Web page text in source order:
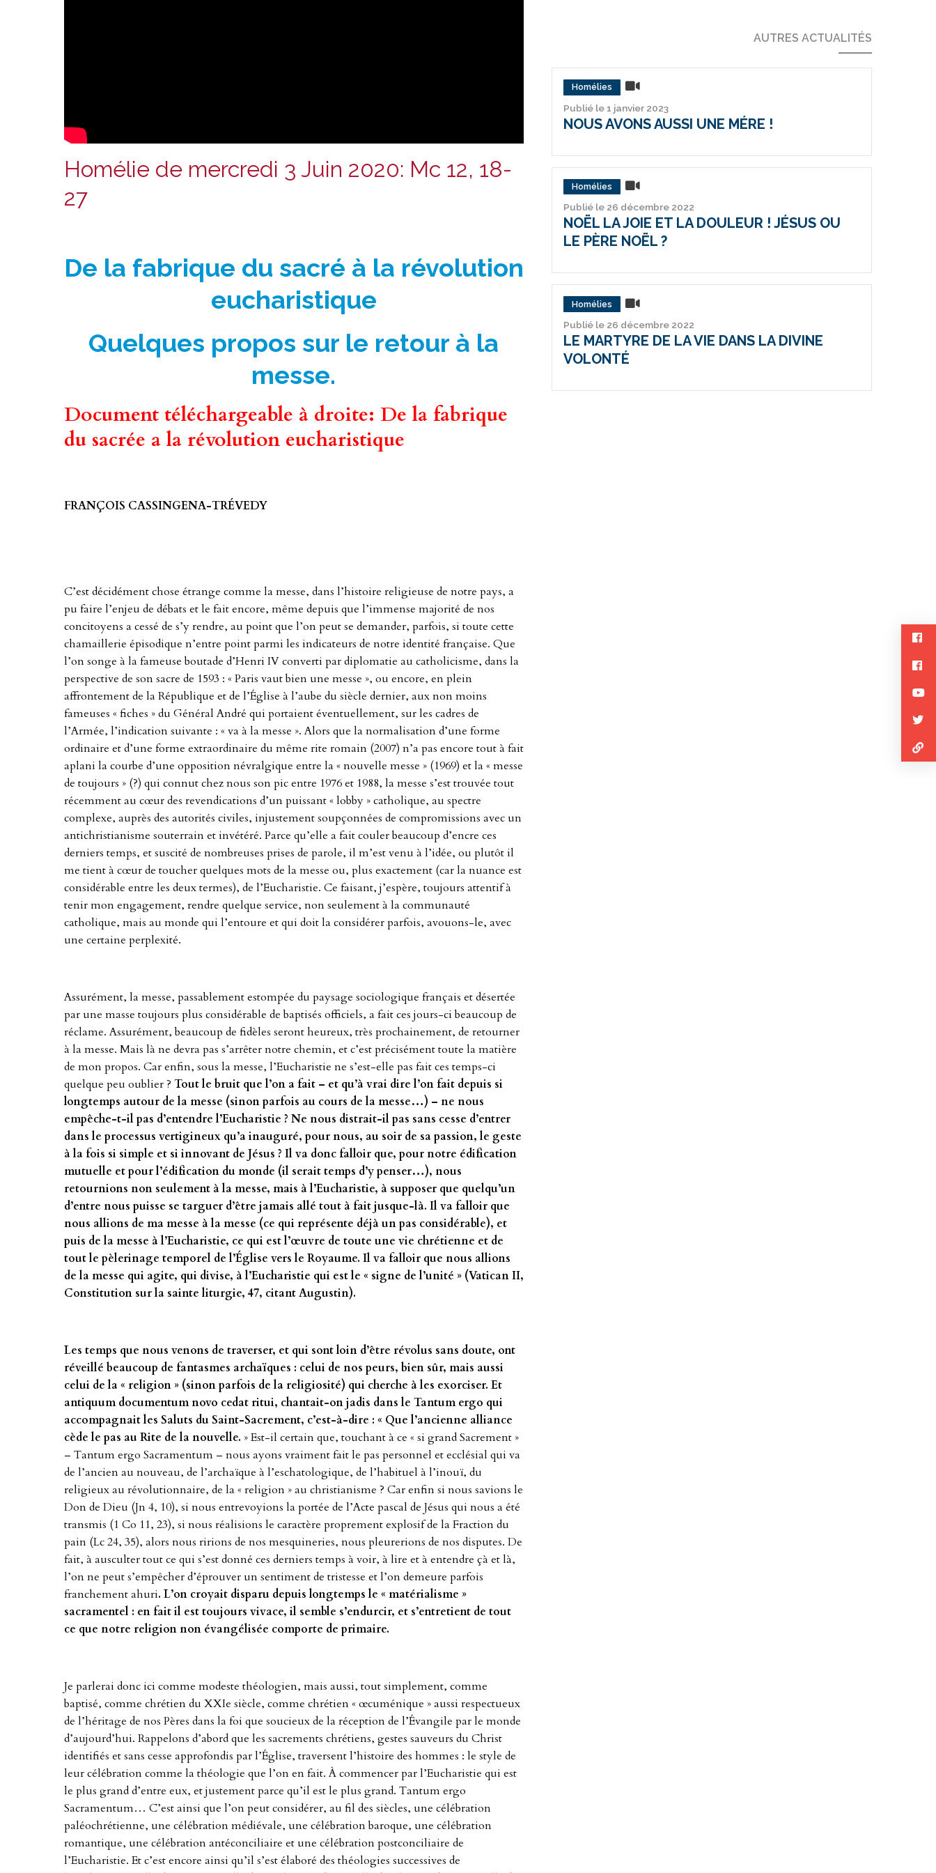
Homélie de mercredi 3 Juin 2020: Mc 12, 18-
27
De la fabrique du sacré à la révolution
eucharistique
Quelques propos sur le retour à la
messe.
Document téléchargeable à droite: De la fabrique
du sacrée a la révolution eucharistique
FRANÇOIS CASSINGENA-TRÉVEDY
C’est décidément chose étrange comme la messe, dans l’histoire religieuse de notre pays, a
pu faire l’enjeu de débats et le fait encore, même depuis que l’immense majorité de nos
concitoyens a cessé de s’y rendre, au point que l’on peut se demander, parfois, si toute cette
chamaillerie épisodique n’entre point parmi les indicateurs de notre identité française. Que
l’on songe à la fameuse boutade d’Henri IV converti par diplomatie au catholicisme, dans la
perspective de son sacre de 1593 : « Paris vaut bien une messe », ou encore, en plein
affrontement de la République et de l’Église à l’aube du siècle dernier, aux non moins
fameuses « fiches » du Général André qui portaient éventuellement, sur les cadres de
l’Armée, l’indication suivante : « va à la messe ». Alors que la normalisation d’une forme
ordinaire et d’une forme extraordinaire du même rite romain (2007) n’a pas encore tout à fait
aplani la courbe d’une opposition névralgique entre la « nouvelle messe » (1969) et la « messe
de toujours » (?) qui connut chez nous son pic entre 1976 et 1988, la messe s’est trouvée tout
récemment au cœur des revendications d’un puissant « lobby » catholique, au spectre
complexe, auprès des autorités civiles, injustement soupçonnées de compromissions avec un
antichristianisme souterrain et invétéré. Parce qu’elle a fait couler beaucoup d’encre ces
derniers temps, et suscité de nombreuses prises de parole, il m’est venu à l’idée, ou plutôt il
me tient à cœur de toucher quelques mots de la messe ou, plus exactement (car la nuance est
considérable entre les deux termes), de l’Eucharistie. Ce faisant, j’espère, toujours attentif à
tenir mon engagement, rendre quelque service, non seulement à la communauté
catholique, mais au monde qui l’entoure et qui doit la considérer parfois, avouons-le, avec
une certaine perplexité.
Assurément, la messe, passablement estompée du paysage sociologique français et désertée
par une masse toujours plus considérable de baptisés officiels, a fait ces jours-ci beaucoup de
réclame. Assurément, beaucoup de fidèles seront heureux, très prochainement, de retourner
à la messe. Mais là ne devra pas s’arrêter notre chemin, et c’est précisément toute la matière
de mon propos. Car enfin, sous la messe, l’Eucharistie ne s’est-elle pas fait ces temps-ci
quelque peu oublier ? Tout le bruit que l’on a fait – et qu’à vrai dire l’on fait depuis si
longtemps autour de la messe (sinon parfois au cours de la messe…) – ne nous
empêche-t-il pas d’entendre l’Eucharistie ? Ne nous distrait-il pas sans cesse d’entrer
dans le processus vertigineux qu’a inauguré, pour nous, au soir de sa passion, le geste
à la fois si simple et si innovant de Jésus ? Il va donc falloir que, pour notre édification
mutuelle et pour l’édification du monde (il serait temps d’y penser…), nous
retournions non seulement à la messe, mais à l’Eucharistie, à supposer que quelqu’un
d’entre nous puisse se targuer d’être jamais allé tout à fait jusque-là. Il va falloir que
nous allions de ma messe à la messe (ce qui représente déjà un pas considérable), et
puis de la messe à l’Eucharistie, ce qui est l’œuvre de toute une vie chrétienne et de
tout le pèlerinage temporel de l’Église vers le Royaume. Il va falloir que nous allions
de la messe qui agite, qui divise, à l’Eucharistie qui est le « signe de l’unité » (Vatican II,
Constitution sur la sainte liturgie, 47, citant Augustin).
Les temps que nous venons de traverser, et qui sont loin d’être révolus sans doute, ont
réveillé beaucoup de fantasmes archaïques : celui de nos peurs, bien sûr, mais aussi
celui de la « religion » (sinon parfois de la religiosité) qui cherche à les exorciser. Et
antiquum documentum novo cedat ritui, chantait-on jadis dans le Tantum ergo qui
accompagnait les Saluts du Saint-Sacrement, c’est-à-dire : « Que l’ancienne alliance
cède le pas au Rite de la nouvelle. » Est-il certain que, touchant à ce « si grand Sacrement »
– Tantum ergo Sacramentum – nous ayons vraiment fait le pas personnel et ecclésial qui va
de l’ancien au nouveau, de l’archaïque à l’eschatologique, de l’habituel à l’inouï, du
religieux au révolutionnaire, de la « religion » au christianisme ? Car enfin si nous savions le
Don de Dieu (Jn 4, 10), si nous entrevoyions la portée de l’Acte pascal de Jésus qui nous a été
transmis (1 Co 11, 23), si nous réalisions le caractère proprement explosif de la Fraction du
pain (Lc 24, 35), alors nous ririons de nos mesquineries, nous pleurerions de nos disputes. De
fait, à ausculter tout ce qui s’est donné ces derniers temps à voir, à lire et à entendre çà et là,
l’on ne peut s’empêcher d’éprouver un sentiment de tristesse et l’on demeure parfois
franchement ahuri. L’on croyait disparu depuis longtemps le « matérialisme »
sacramentel : en fait il est toujours vivace, il semble s’endurcir, et s’entretient de tout
ce que notre religion non évangélisée comporte de primaire.
Je parlerai donc ici comme modeste théologien, mais aussi, tout simplement, comme
baptisé, comme chrétien du XXIe siècle, comme chrétien « œcuménique » aussi respectueux
de l’héritage de nos Pères dans la foi que soucieux de la réception de l’Évangile par le monde
d’aujourd’hui. Rappelons d’abord que les sacrements chrétiens, gestes sauveurs du Christ
identifiés et sans cesse approfondis par l’Église, traversent l’histoire des hommes : le style de
leur célébration comme la théologie que l’on en fait. À commencer par l’Eucharistie qui est
le plus grand d’entre eux, et justement parce qu’il est le plus grand. Tantum ergo
Sacramentum… C’est ainsi que l’on peut considérer, au fil des siècles, une célébration
paléochrétienne, une célébration médiévale, une célébration baroque, une célébration
romantique, une célébration antéconciliaire et une célébration postconciliaire de
l’Eucharistie. Et c’est encore ainsi qu’il s’est élaboré des théologies successives de
AUTRES ACTUALITÉS
Homélies
Publié le 1 janvier 2023
NOUS AVONS AUSSI UNE MÉRE !
Homélies
Publié le 26 décembre 2022
NOËL LA JOIE ET LA DOULEUR ! JÉSUS OU
LE PÈRE NOËL ?
Homélies
Publié le 26 décembre 2022
LE MARTYRE DE LA VIE DANS LA DIVINE
VOLONTÉ